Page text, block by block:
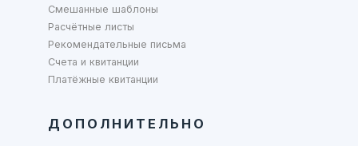
Смешанные шаблоны
Расчётные листы
Рекомендательные письма
Счета и квитанции
Платёжные квитанции
ДОПОЛНИТЕЛЬНО